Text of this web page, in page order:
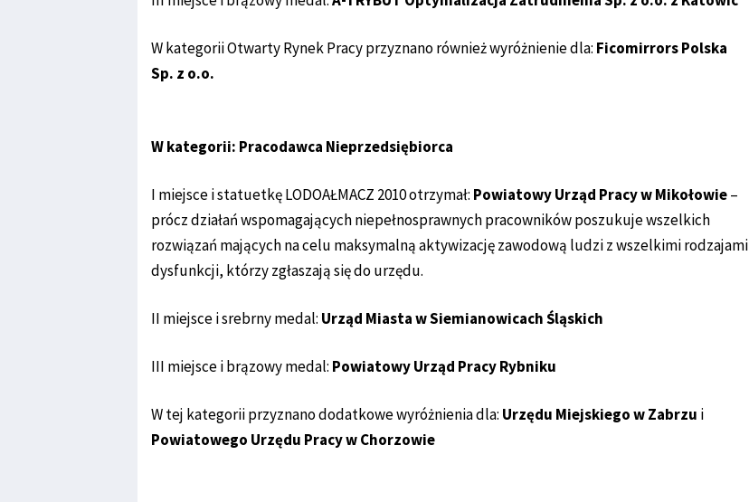
W kategorii Otwarty Rynek Pracy przyznano również wyróżnienie dla: Ficomirrors Polska
Sp. z o.o.
W kategorii: Pracodawca Nieprzedsiębiorca
I miejsce i statuetkę LODOAŁMACZ 2010 otrzymał: Powiatowy Urząd Pracy w Mikołowie–
prócz działań wspomagających niepełnosprawnych pracowników poszukuje wszelkich
rozwiązań mających na celu maksymalną aktywizację zawodową ludzi z wszelkimi rodzajami
dysfunkcji, którzy zgłaszają się do urzędu.
II miejsce i srebrny medal: Urząd Miasta w Siemianowicach Śląskich
III miejsce i brązowy medal: Powiatowy Urząd Pracy Rybniku
W tej kategorii przyznano dodatkowe wyróżnienia dla: Urzędu Miejskiego w Zabrzu i
Powiatowego Urzędu Pracy w Chorzowie